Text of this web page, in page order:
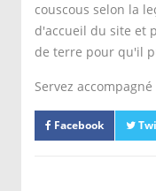
couscous selon la
d'accueil du site et
de terre pour qu'il
Servez
Facebook